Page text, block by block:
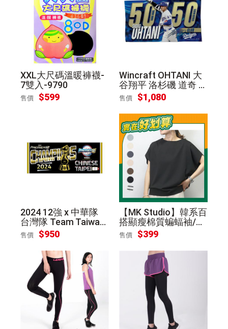
XXL大尺碼溫暖褲襪-
7雙入-9790
售價 $599
Wincraft OHTANI 大
谷翔平 洛杉磯 道奇 5
0轟 / 50盜 紀念毛巾
售價 $1,080
2024 12強 x 中華隊
台灣隊 Team Taiwan
冠軍 金牌 紀念 毛巾
售價 $950
【MK Studio】韓系百
搭顯瘦棉質蝙蝠袖/短
袖T恤 - 8款可選
售價 $399